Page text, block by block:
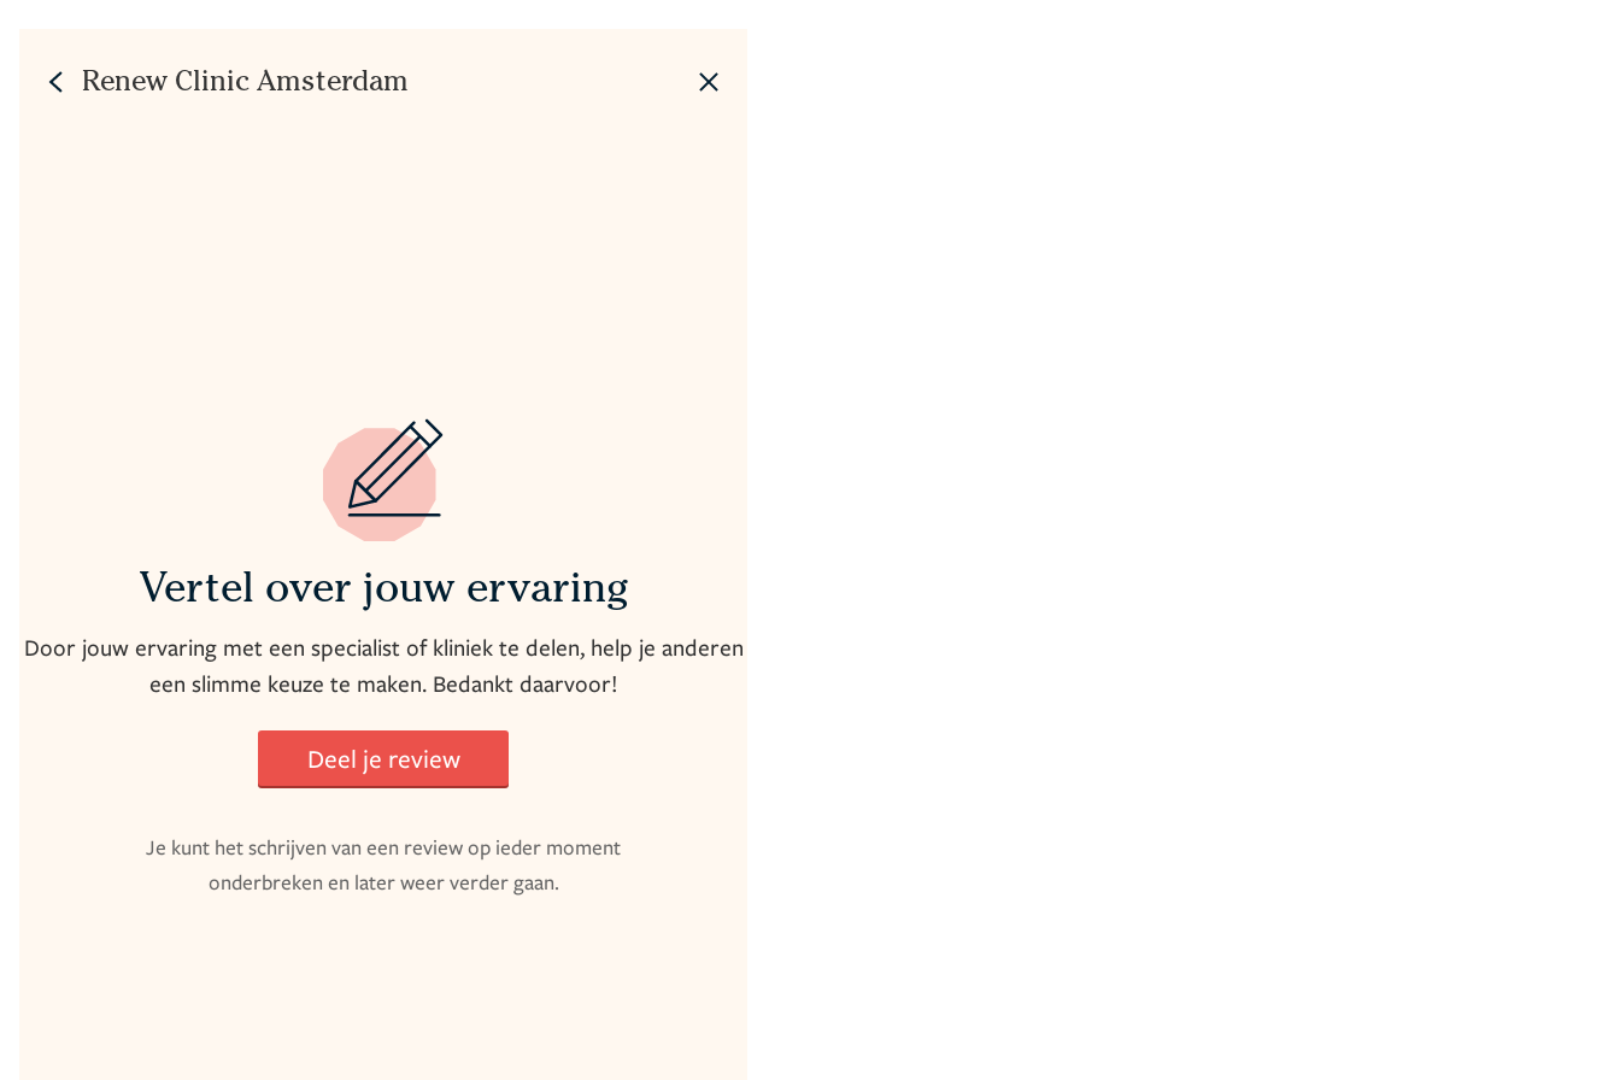
Renew Clinic Amsterdam
Vertel over jouw ervaring
Door jouw ervaring met een specialist of kliniek te delen, help je anderen
een slimme keuze te maken. Bedankt daarvoor!
Deel je review
Je kunt het schrijven van een review op ieder moment
onderbreken en later weer verder gaan.